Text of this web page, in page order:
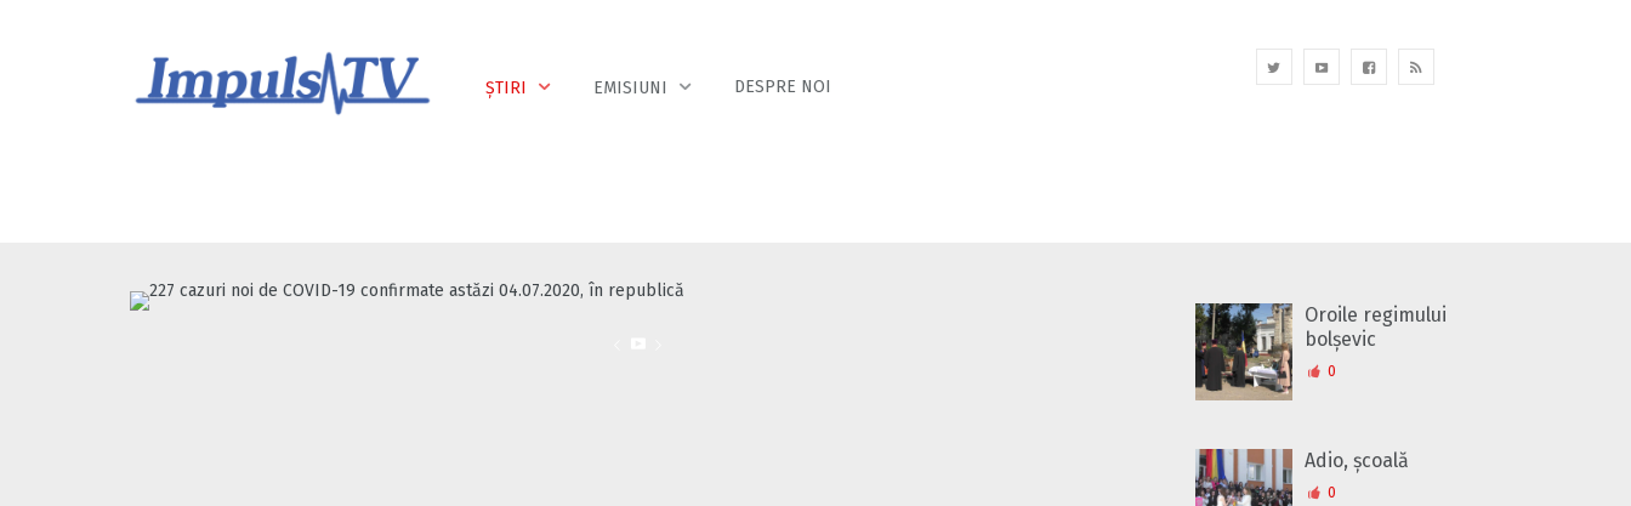
Emisiuni
ȘTIRI
EMISIUNI DESPRE NOI
Oroile regimului
bolșevic
0
Adio, școală
0